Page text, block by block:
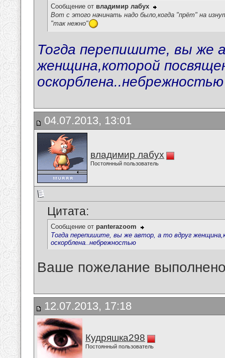
Сообщение от владимир лабух
Вот с этого начинать надо было,когда "прёт" на
"так нежно"
Тогда перепишите, вы же
женщина,которой
оскорблена..небрежностью
04.07.2013, 13:01
владимир лабух
Постоянный пользователь
Цитата:
Сообщение от panterazoom
Тогда перепишите, вы же автор, а то вдруг
оскорблена..небрежностью
Ваше пожелание
12.07.2013, 17:18
Кудряшка298
Постоянный пользователь